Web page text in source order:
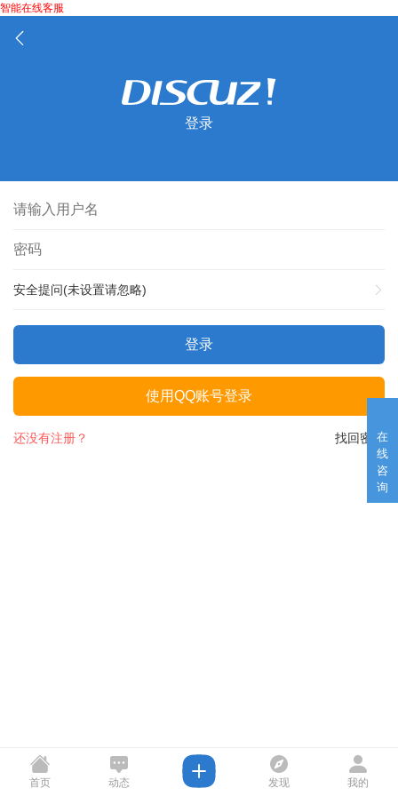
智能在线客服
在
线
咨
询
登录
安全提问(未设置请忽略)
登录
使用QQ账号登录
找回密码
还没有注册？
首页 动态 发现 我的